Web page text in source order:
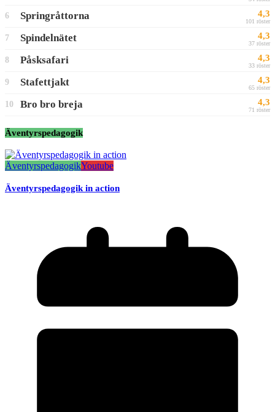
6 Springråttorna 4,3
101 röster
7 Spindelnätet 4,3
37 röster
8 Påsksafari 4,3
33 röster
9 Stafettjakt 4,3
65 röster
10 Bro bro breja 4,3
71 röster
Äventyrspedagogik
ÄventyrspedagogikYoutube
Äventyrspedagogik in action